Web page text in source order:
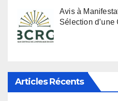
Avis à
Sélection
Articles Récents